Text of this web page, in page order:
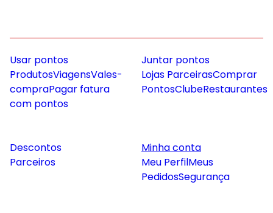
Usar pontos
ProdutosViagensVales-
compraPagar fatura
com pontos
Juntar pontos
Lojas ParceirasComprar
PontosClubeRestaurantes
Descontos
Parceiros
Minha conta
Meu PerfilMeus
PedidosSegurança